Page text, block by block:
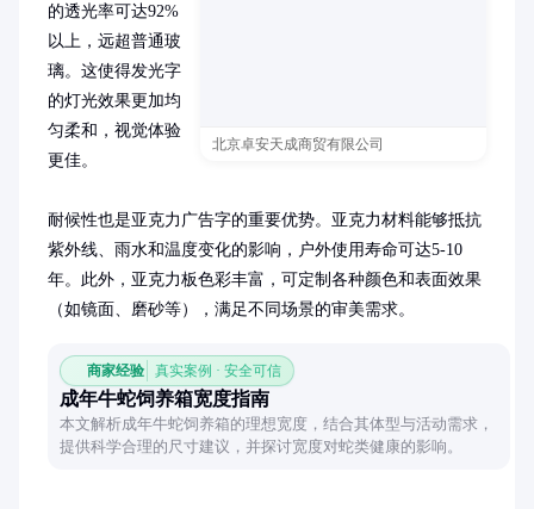
北京卓安天成商贸有限公司
的透光率可达92%
以上，远超普通玻
璃。这使得发光字
的灯光效果更加均
匀柔和，视觉体验
更佳。
耐候性也是亚克力广告字的重要优势。亚克力材料能够抵抗
紫外线、雨水和温度变化的影响，户外使用寿命可达5-10
年。此外，亚克力板色彩丰富，可定制各种颜色和表面效果
（如镜面、磨砂等），满足不同场景的审美需求。
商家经验 真实案例 · 安全可信
成年牛蛇饲养箱宽度指南
本文解析成年牛蛇饲养箱的理想宽度，结合其体型与活动需求，
提供科学合理的尺寸建议，并探讨宽度对蛇类健康的影响。